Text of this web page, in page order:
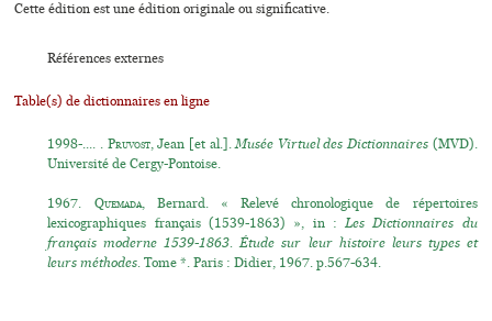
Cette édition est une édition originale ou significative.
Références externes
Table(s) de dictionnaires en ligne
1998-.... . Pruvost, Jean [et al.].Musée Virtuel des Dictionnaires(MVD).
Université de Cergy-Pontoise.
1967. Quemada, Bernard. « Relevé chronologique de répertoires
lexicographiques français (1539-1863) », in :Les Dictionnaires du
français moderne 1539-1863. Étude sur leur histoire leurs types et
leurs méthodes. Tome *. Paris : Didier, 1967. p.567-634.